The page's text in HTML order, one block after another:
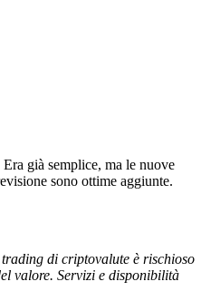
già semplice, ma le nuove
sono ottime aggiunte.
di criptovalute è rischioso
valore. Servizi e disponibilità